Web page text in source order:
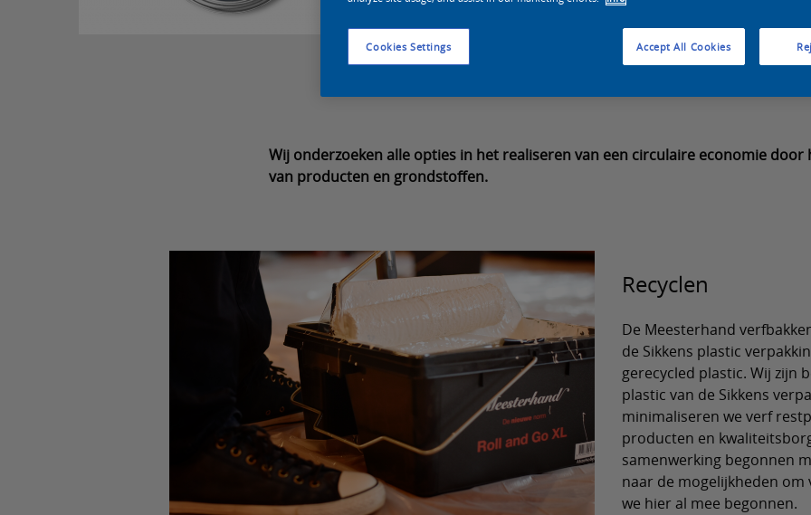
Verminder Afval
Wij onderzoeken alle opties in het realiseren van een circulaire economie
van producten en grondstoffen.
Recyclen
De Meesterhand
de Sikkens plastic
gerecycled plastic. Wij zijn
plastic van de Sikkens
minimaliseren we verf
producten en
samenwerking begonnen
naar de mogelijkheden om
we hier al mee begonnen.
Cookies Settings Accept All Cookies